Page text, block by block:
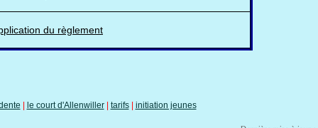
du règlement
le court d'Allenwiller| tarifs| initiation jeunes